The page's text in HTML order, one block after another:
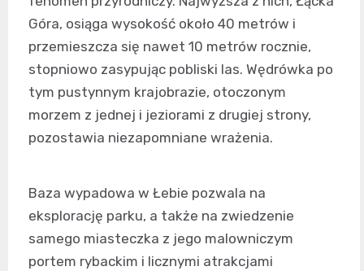
Góra, osiąga wysokość około 40 metrów i
przemieszcza się nawet 10 metrów rocznie,
stopniowo zasypując pobliski las. Wędrówka po
tym pustynnym krajobrazie, otoczonym
morzem z jednej i jeziorami z drugiej strony,
pozostawia niezapomniane wrażenia.
Baza wypadowa w Łebie pozwala na
eksplorację parku, a także na zwiedzenie
samego miasteczka z jego malowniczym
portem rybackim i licznymi atrakcjami